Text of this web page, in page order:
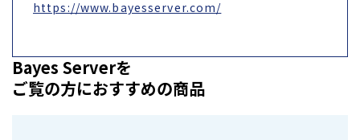
https://www.bayesserver.com/
Bayes Serverを
ご覧の方におすすめの商品